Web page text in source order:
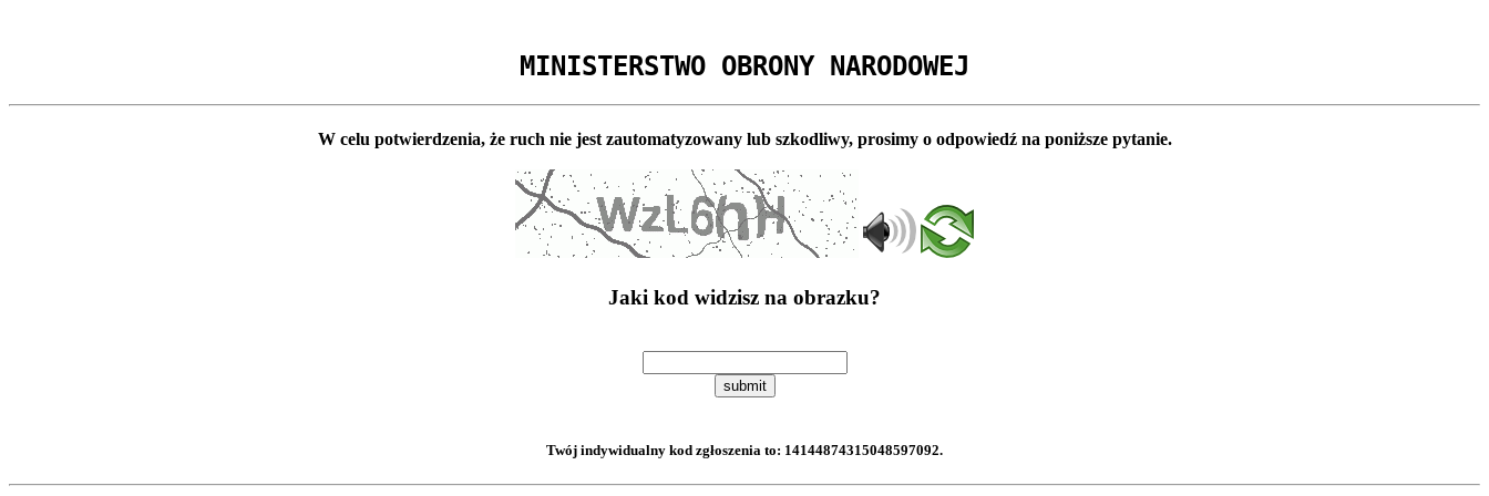
MINISTERSTWO OBRONY NARODOWEJ
W celu potwierdzenia, że ruch nie jest zautomatyzowany lub szkodliwy, prosimy o odpowiedź na poniższe pytanie.
Jaki kod widzisz na obrazku?
submit
Twój indywidualny kod zgłoszenia to: 14144874315048597092.